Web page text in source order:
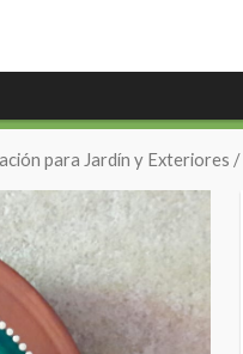
para Jardín y Exteriores /